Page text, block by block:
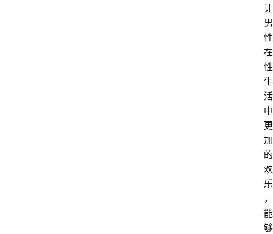
让
男
性
在
性
生
活
中
更
加
的
欢
乐
，
能
够